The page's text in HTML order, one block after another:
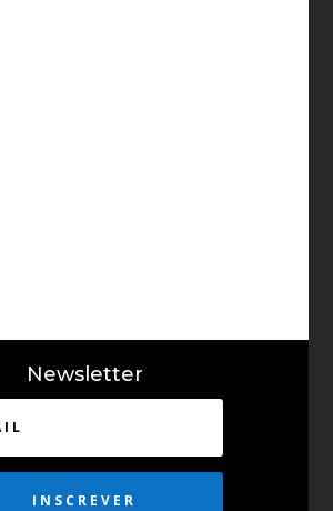
Newsletter
INSCREVER